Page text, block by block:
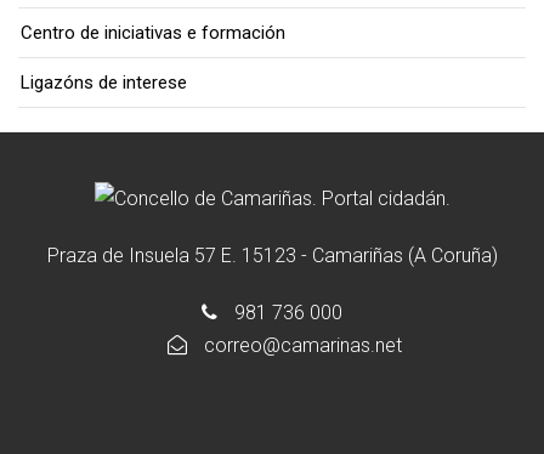
Centro de iniciativas e formación
Ligazóns de interese
Praza de Insuela 57 E. 15123 - Camariñas (A Coruña)
981 736 000
correo@camarinas.net